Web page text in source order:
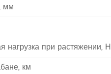
мм
нагрузка при растяжении, Н
км